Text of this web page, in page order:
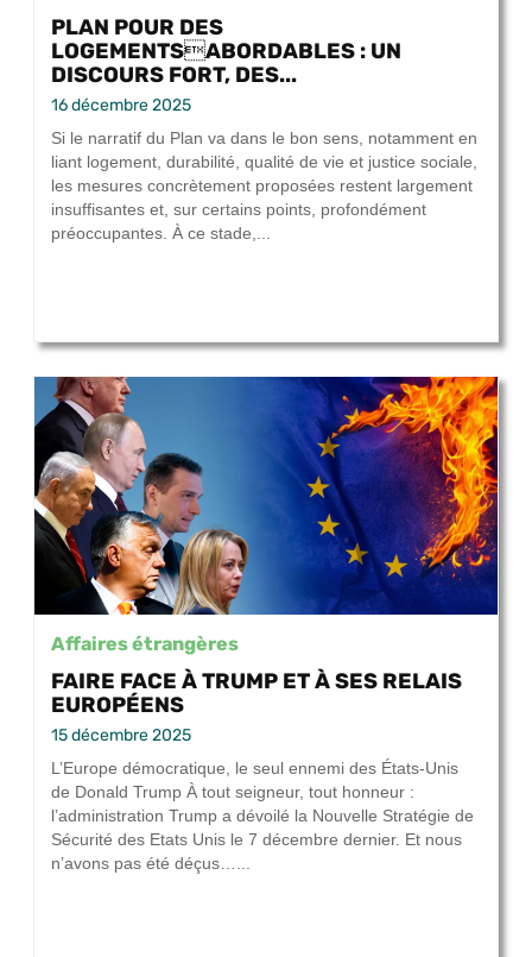
PLAN POUR DES
LOGEMENTSABORDABLES : UN
DISCOURS FORT, DES...
16 décembre 2025
Si le narratif du Plan va dans le bon sens, notamment en
liant logement, durabilité, qualité de vie et justice sociale,
les mesures concrètement proposées restent largement
insuffisantes et, sur certains points, profondément
préoccupantes. À ce stade,...
Affaires étrangères
FAIRE FACE À TRUMP ET À SES RELAIS
EUROPÉENS
15 décembre 2025
L’Europe démocratique, le seul ennemi des États-Unis
de Donald Trump À tout seigneur, tout honneur :
l’administration Trump a dévoilé la Nouvelle Stratégie de
Sécurité des Etats Unis le 7 décembre dernier. Et nous
n’avons pas été déçus…...